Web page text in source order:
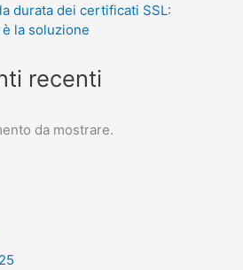
durata dei certificati SSL:
è la soluzione
recenti
da mostrare.